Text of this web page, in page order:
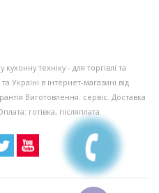
техніку - для торгівлі та
Україні в інтернет-магазині від
Виготовлення. сервіс. Доставка
готівка, післяплата.